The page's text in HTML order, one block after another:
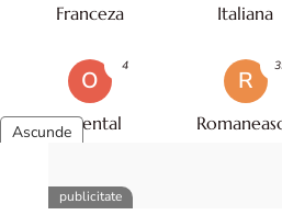
Franceza Italiana
O
Oriental
4
R